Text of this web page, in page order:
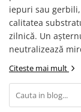
Îngrijire Câini
Covorașe
Igienă Câini
Șampoane Câini
Antiparazitare
Vitamine Câini
Perii & Piepteni
Îngrijire Pisici
Așternut Igienic
Igienă Pisici
Antiparazitare
Vitamine Pisici
Perii & Piepteni
Accesorii Pisici
iepuri sau
calitatea
zilnică. Un
neutralizează
Citeste mai mult